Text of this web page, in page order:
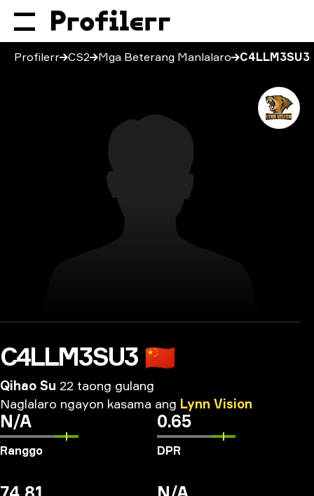
Profilerr CS2 Mga Beterang Manlalaro C4LLM3SU3
C4LLM3SU3 🇨🇳
Qihao Su 22 taong gulang
Naglalaro ngayon kasama ang Lynn Vision
N/A
Ranggo
0.65
DPR